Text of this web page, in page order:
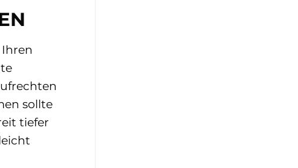
sollte
tiefer